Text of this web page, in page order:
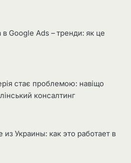
в Google Ads – тренди: як це
стає проблемою: навіщо
консалтинг
Украины: как это работает в